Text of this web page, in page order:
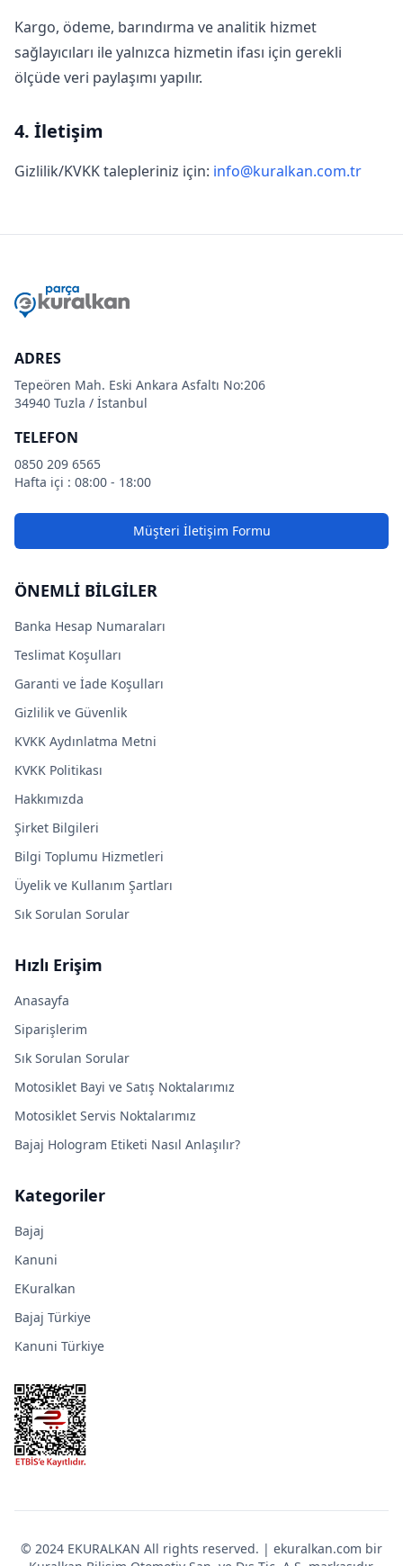
Kargo, ödeme, barındırma ve analitik hizmet
sağlayıcıları ile yalnızca hizmetin ifası için gerekli
ölçüde veri paylaşımı yapılır.
4. İletişim
Gizlilik/KVKK talepleriniz için: info@kuralkan.com.tr
ADRES
Tepeören Mah. Eski Ankara Asfaltı No:206
34940 Tuzla / İstanbul
TELEFON
0850 209 6565
Hafta içi : 08:00 - 18:00
Müşteri İletişim Formu
ÖNEMLİ BİLGİLER
Banka Hesap Numaraları
Teslimat Koşulları
Garanti ve İade Koşulları
Gizlilik ve Güvenlik
KVKK Aydınlatma Metni
KVKK Politikası
Hakkımızda
Şirket Bilgileri
Bilgi Toplumu Hizmetleri
Üyelik ve Kullanım Şartları
Sık Sorulan Sorular
Hızlı Erişim
Anasayfa
Siparişlerim
Sık Sorulan Sorular
Motosiklet Bayi ve Satış Noktalarımız
Motosiklet Servis Noktalarımız
Bajaj Hologram Etiketi Nasıl Anlaşılır?
Kategoriler
Bajaj
Kanuni
EKuralkan
Bajaj Türkiye
Kanuni Türkiye
© 2024 EKURALKAN All rights reserved. | ekuralkan.com bir